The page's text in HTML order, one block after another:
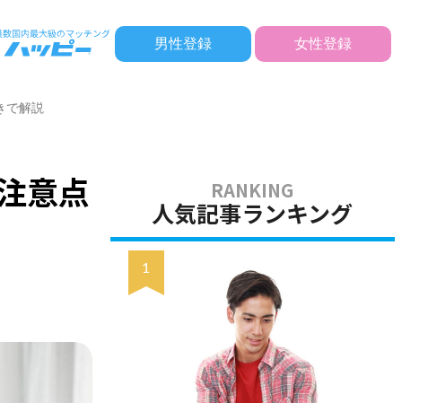
男性登録 女性登録
で解説
意点
人気記事ランキング